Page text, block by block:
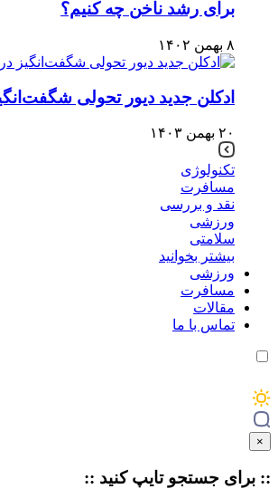
برای رشد ناخن چه کنیم؟
۸ بهمن ۱۴۰۲
ادکلن جدید دیور تحولی
۲۰ بهمن ۱۴۰۳
تکنولوژی
مسافرت
نقد و بررسی
ورزشی
سلامتی
بیشتر بخوانید
ورزشی
مسافرت
مقالات
تماس با ما
×
:: برای جستجو تایپکنید ::